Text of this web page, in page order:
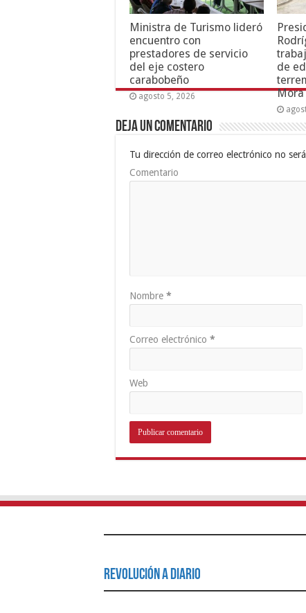
Ministra de Turismo lideró
encuentro con
prestadores de servicio
del eje costero
carabobeño
agosto 5, 2026
de
Mora
Deja un comentario
Tu dirección de correo electrónico no
Comentario
Nombre *
Correo electrónico *
Web
Revolución a Diario